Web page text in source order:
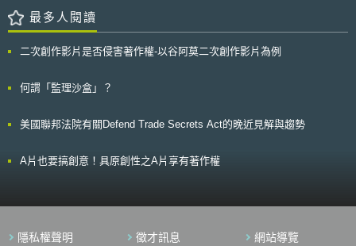
題； 網路安全相關證照制度，例如資訊處理安全確保支援人員； 說明其他
網路安全議題，例如逆向工程、加密、訊息共享等； 說明發生網路安全相
關事故之因應措施，例如數位鑑識； 說明當網路安全糾紛有涉民事訴訟時
（General Data Protection Regulation, GDPR）與資料在地化（Data
展全球化，相關法規也日益增加，惟網路安全相關法規，在原無網路安全概
念與相關法制的日本法上，卻鮮少有較為系統化的概括性彙編與解釋文件。
查研究，並將調查結果—「網路安全法律調查結果」（サイバーセキュリテ
行動計画）作為本問答集之附錄文件以資參酌。最後，NISC期待透過本問
Varsity公司控告Star公司於2010年的產品型錄與網站中所展示的啦啦隊服相
似於其五件已註冊為美國著作之啦啦隊服設計，請參見圖一。 資料來源：
公司已註冊為美國著作之啦啦隊服設計[1] Varsity公司所擁有之五件平
啦啦隊服照片，另三件（Design 074、Design 078與Design 0815）為啦
服之功能，因此該些設計具有功能性，進而不符合美國著作權法第1302條
function of the article that embodies it）」而不受保護之設計項目，即設計
在作品上之呈現方式，僅展現功能性質，也就是說啦啦隊服上的圖樣設計為
美術著作 美國田納西州西區聯邦地區法院法官[3]認為Varsity公司啦啦
最多人閱讀
二次創作影片是否侵害著作權-以谷阿莫二次創作影片為例
何謂「監理沙盒」？
美國聯邦法院有關Defend Trade Secrets Act的晚近見解與趨勢
A片也要搞創意！具原創性之A片享有著作權
隱私權聲明 徵才訊息 網站導覽